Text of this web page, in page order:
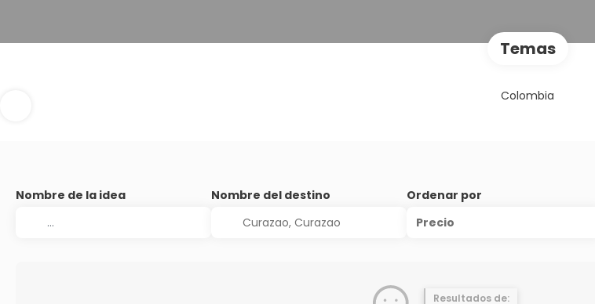
Temas
Colombia
Nombre de la idea Nombre del destino
Ordenar por
Precio
Resultados de: